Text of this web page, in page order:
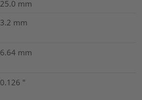
25.0 mm
3.2 mm
6.64 mm
0.126 "